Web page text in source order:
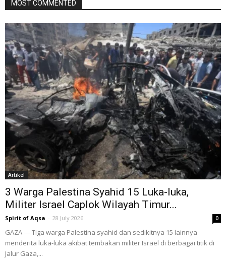
MOST COMMENTED
Artikel
3 Warga Palestina Syahid 15 Luka-luka,
Militer Israel Caplok Wilayah Timur...
Spirit of Aqsa - 28 July 2026 0
GAZA — Tiga warga Palestina syahid dan sedikitnya 15 lainnya
menderita luka-luka akibat tembakan militer Israel di berbagai titik di
Jalur Gaza,...